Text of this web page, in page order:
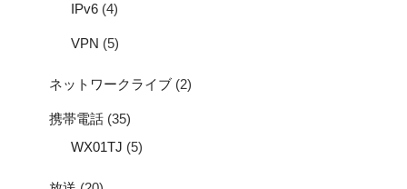
IPv6 (4)
VPN (5)
ネットワークライブ (2)
携帯電話 (35)
WX01TJ (5)